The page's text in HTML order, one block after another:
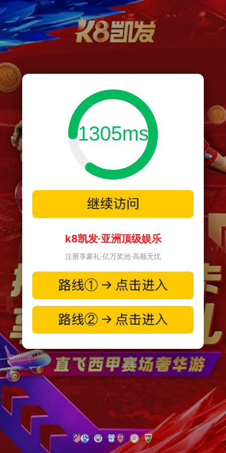
1305ms
k8凯发·亚洲顶级娱乐
注册享豪礼·亿万奖池·高额无忧